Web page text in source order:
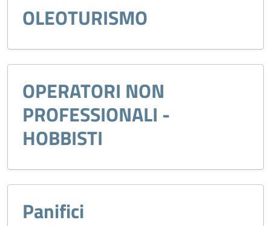
OLEOTURISMO
OPERATORI NON
PROFESSIONALI -
HOBBISTI
Panifici